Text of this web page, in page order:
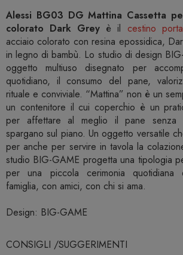
Alessi BG03 DG Mattina Cassetta
colorato Dark Grey è il cestino
acciaio colorato con resina epossidica,
in legno di bambù. Lo studio di design
oggetto multiuso disegnato per
quotidiano, il consumo del pane,
rituale e conviviale. “Mattina” non è un
un contenitore il cui coperchio è un
per affettare al meglio il pane
spargano sul piano. Un oggetto versatile
per anche per servire in tavola la
studio BIG-GAME progetta una tipologia
per una piccola cerimonia quotidiana
famiglia, con amici, con chi si ama.
Design: BIG-GAME
CONSIGLI /SUGGERIMENTI